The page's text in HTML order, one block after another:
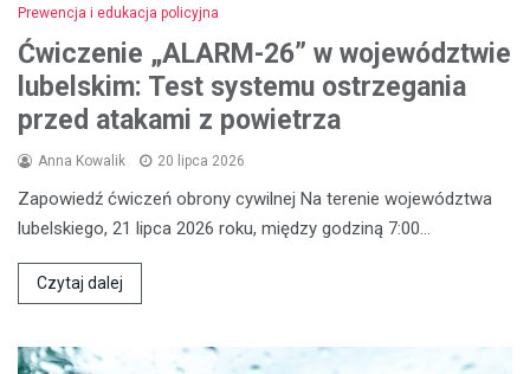
Prewencja i edukacja policyjna
Ćwiczenie „ALARM-26” w województwie
lubelskim: Test systemu ostrzegania
przed atakami z powietrza
Anna Kowalik 20 lipca 2026
Zapowiedź ćwiczeń obrony cywilnej Na terenie województwa
lubelskiego, 21 lipca 2026 roku, między godziną 7:00…
Czytaj dalej